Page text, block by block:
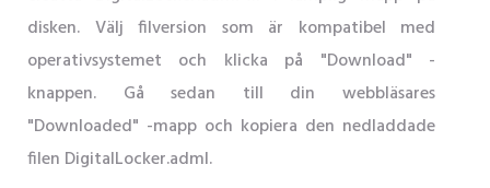
disken. Välj filversion som är kompatibel med
operativsystemet och klicka på "Download" -
knappen. Gå sedan till din webbläsares
"Downloaded" -mapp och kopiera den nedladdade
filen DigitalLocker.adml.